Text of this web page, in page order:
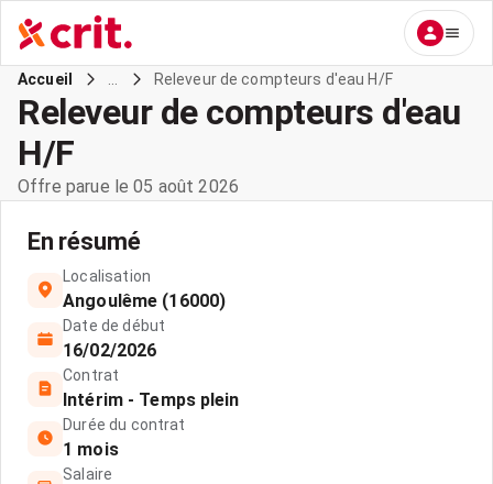
Accueil Releveur de compteurs d'eau H/F
Releveur de compteurs d'eau
H/F
Offre parue le 05 août 2026
En résumé
Localisation
Angoulême (16000)
Date de début
16/02/2026
Contrat
Intérim - Temps plein
Durée du contrat
1 mois
Salaire